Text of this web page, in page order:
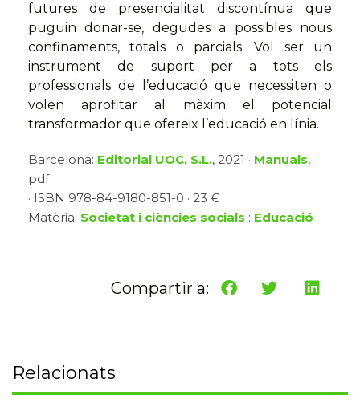
futures de presencialitat discontínua que
puguin donar-se, degudes a possibles nous
confinaments, totals o parcials. Vol ser un
instrument de suport per a tots els
professionals de l’educació que necessiten o
volen aprofitar al màxim el potencial
transformador que ofereix l’educació en línia.
Barcelona: Editorial UOC, S.L., 2021 · Manuals,
pdf
· ISBN 978-84-9180-851-0 · 23 €
Matèria: Societat i ciències socials : Educació
Compartir a:
Relacionats